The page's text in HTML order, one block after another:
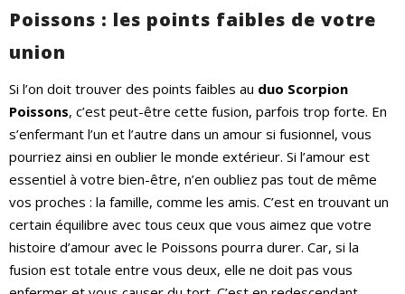
Poissons : les points faibles de votre
union
Si l’on doit trouver des points faibles au duo Scorpion
Poissons, c’est peut-être cette fusion, parfois trop forte. En
s’enfermant l’un et l’autre dans un amour si fusionnel, vous
pourriez ainsi en oublier le monde extérieur. Si l’amour est
essentiel à votre bien-être, n’en oubliez pas tout de même
vos proches : la famille, comme les amis. C’est en trouvant un
certain équilibre avec tous ceux que vous aimez que votre
histoire d’amour avec le Poissons pourra durer. Car, si la
fusion est totale entre vous deux, elle ne doit pas vous